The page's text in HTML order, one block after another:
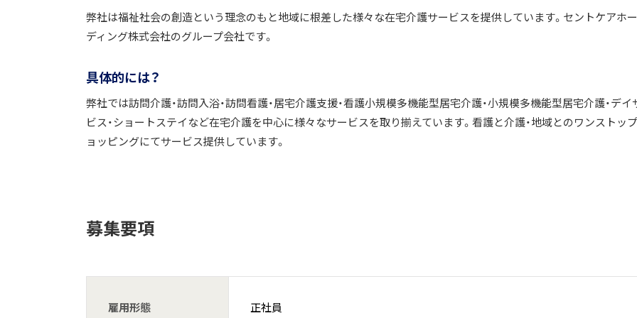
弊社は福祉社会の創造という理念のもと地域に根差した様々な在宅介護サービスを提供しています。セントケアホ
ディング株式会社のグループ会社です。
具体的には？
弊社では訪問介護・訪問入浴・訪問看護・居宅介護支援・看護小規模多機能型居宅介護・小規模多機能型居宅介護・デイ
ビス・ショートステイなど在宅介護を中心に様々なサービスを取り揃えています。看護と介護・地域とのワンストッ
ョッピングにてサービス提供しています。
募集要項
雇用形態 正社員